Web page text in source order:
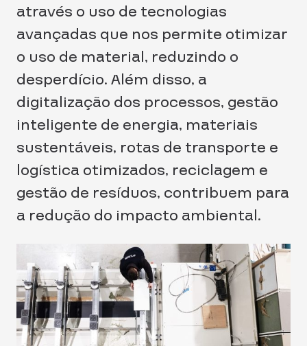
através o uso de tecnologias
avançadas que nos permite otimizar
o uso de material, reduzindo o
desperdício. Além disso, a
digitalização dos processos, gestão
inteligente de energia, materiais
sustentáveis, rotas de transporte e
logística otimizados, reciclagem e
gestão de resíduos, contribuem para
a redução do impacto ambiental.